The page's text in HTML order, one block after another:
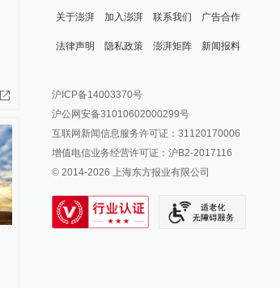
关于澎湃 加入澎湃 联系我们 广告合作
法律声明 隐私政策 澎湃矩阵
澎湃新闻公众号
澎湃新闻抖音号
派生万物开放平台
IP SHANGHAI
SIXTH TONE
新闻报料
报料邮箱: news@thepaper.cn
沪ICP备14003370号
沪公网安备31010602000299号
互联网新闻信息服务许可证：31120170006
增值电信业务经营许可证：沪B2-2017116
© 2014-2026 上海东方报业有限公司